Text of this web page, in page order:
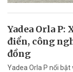
Yadea Orla P:
điển, công
đồng
Yadea Orla P nổi bật